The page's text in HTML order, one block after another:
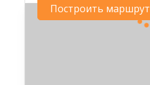
Построить маршрут